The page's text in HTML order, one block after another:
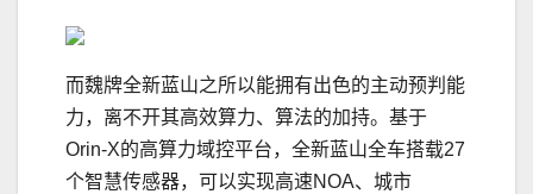
而魏牌全新蓝山之所以能拥有出色的主动预判能
力，离不开其高效算力、算法的加持。基于
Orin-X的高算力域控平台，全新蓝山全车搭载27
个智慧传感器，可以实现高速NOA、城市